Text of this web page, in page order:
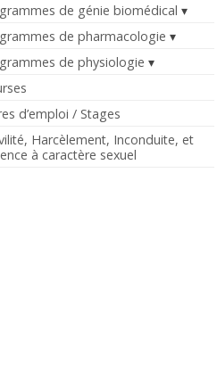
de génie biomédical
de pharmacologie
de physiologie
d’emploi / Stages
Harcèlement, Inconduite, et
à caractère sexuel